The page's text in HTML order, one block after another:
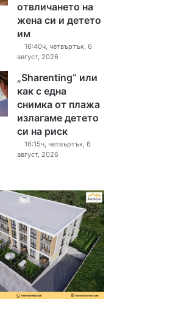
отвличането на
жена си и детето
им
16:40ч, четвъртък, 6
август, 2026
„Sharenting“ или
как с една
снимка от плажа
излагаме детето
си на риск
16:15ч, четвъртък, 6
август, 2026